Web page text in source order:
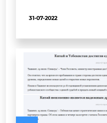
31-07-2022